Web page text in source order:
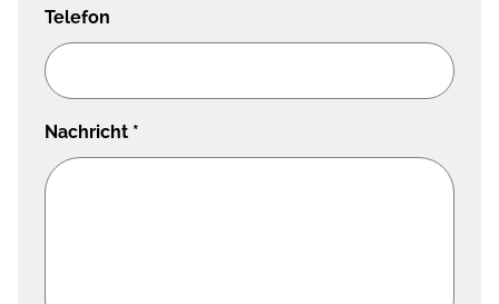
Telefon
Nachricht *